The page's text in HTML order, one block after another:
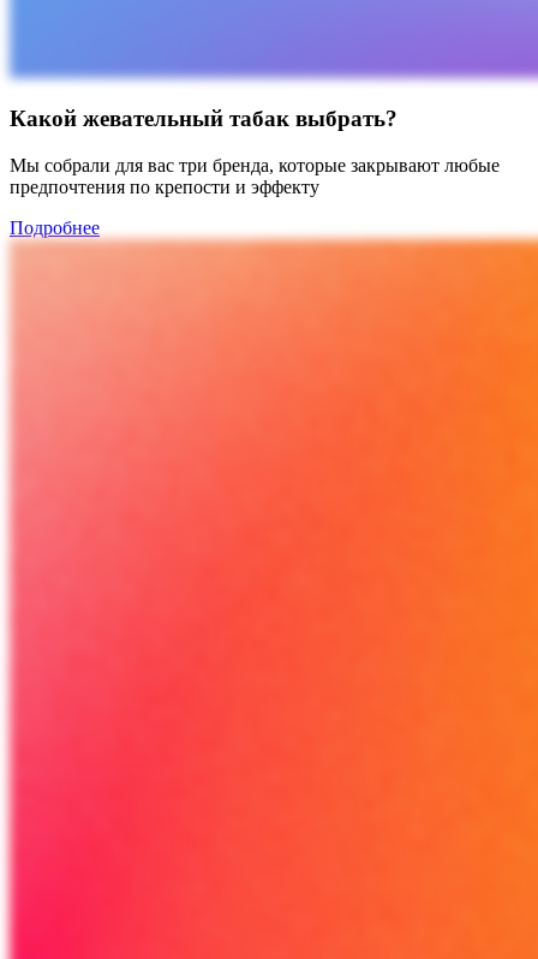
Какой жевательный табак выбрать?
Мы собрали для вас три бренда, которые закрывают любые
предпочтения по крепости и эффекту
Подробнее